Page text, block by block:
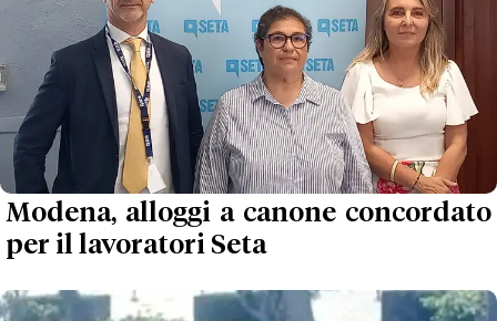
Modena, alloggi a canone concordato
per il lavoratori Seta